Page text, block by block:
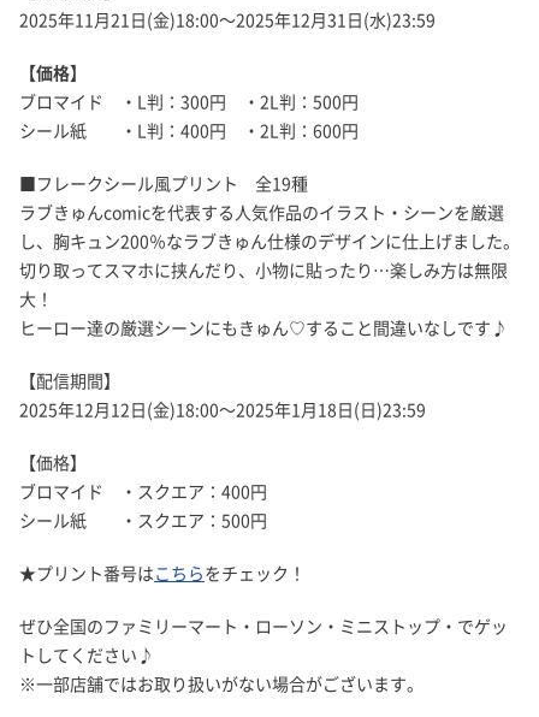
2025年11月21日(金)18:00～2025年12月31日(水)23:59
【価格】
ブロマイド ・L判：300円 ・2L判：500円
シール紙 ・L判：400円 ・2L判：600円
■フレークシール風プリント 全19種
ラブきゅんcomicを代表する人気作品のイラスト・シーンを厳選
し、胸キュン200％なラブきゅん仕様のデザインに仕上げました。
切り取ってスマホに挟んだり、小物に貼ったり…楽しみ方は無限
大！
ヒーロー達の厳選シーンにもきゅん♡すること間違いなしです♪
【配信期間】
2025年12月12日(金)18:00～2025年1月18日(日)23:59
【価格】
ブロマイド ・スクエア：400円
シール紙 ・スクエア：500円
★プリント番号はこちらをチェック！
ぜひ全国のファミリーマート・ローソン・ミニストップ・でゲッ
トしてください♪
※一部店舗ではお取り扱いがない場合がございます。